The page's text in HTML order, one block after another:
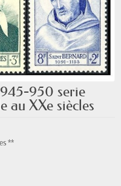
950 serie
au XXe siècles
**